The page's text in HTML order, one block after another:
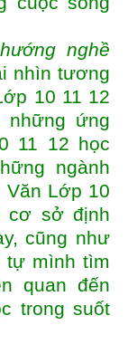
nghề
nhìn tương
10 11 12
ứng
11 12 học
ngành
Văn Lớp 10
cơ sở định
cũng như
tự mình tìm
quan đến
trong suốt